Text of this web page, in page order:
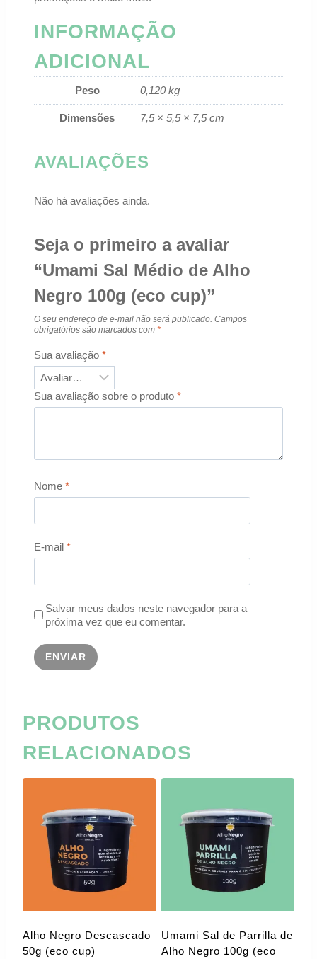
INFORMAÇÃO
ADICIONAL
Peso 0,120 kg
Dimensões 7,5 × 5,5 × 7,5 cm
AVALIAÇÕES
Não há avaliações ainda.
Seja o primeiro a avaliar
“Umami Sal Médio de Alho
Negro 100g (eco cup)”
O seu endereço de e-mail não será publicado. Campos
obrigatórios são marcados com *
Sua avaliação *
Sua avaliação sobre o produto *
Nome *
E-mail *
Salvar meus dados neste navegador para a
próxima vez que eu comentar.
PRODUTOS
RELACIONADOS
Alho Negro Descascado
50g (eco cup)
Umami Sal de Parrilla de
Alho Negro 100g (eco